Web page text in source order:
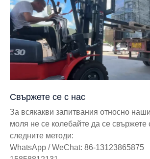
Свържете се с нас
За всякакви запитвания относно
моля не се колебайте да се свържете
следните методи:
WhatsApp / WeChat: 86-